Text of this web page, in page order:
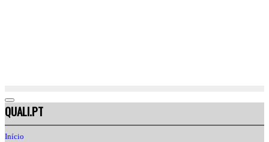
QUALI.PT
Início